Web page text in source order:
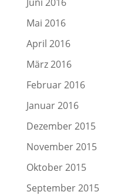
Mai 2016
April 2016
März 2016
Februar 2016
Januar 2016
Dezember 2015
November 2015
Oktober 2015
September 2015